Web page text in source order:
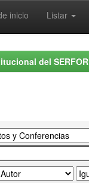
inicio Listar
del SERFOR